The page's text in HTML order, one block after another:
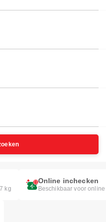
kg
Online inchecken
Beschikbaar voor